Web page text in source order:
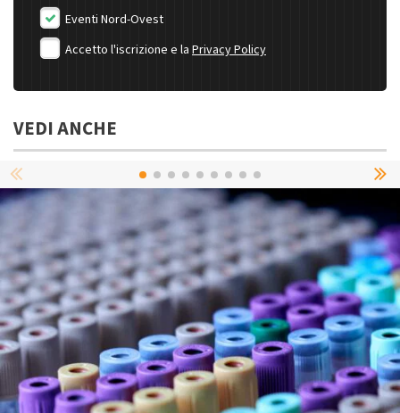
Eventi Nord-Ovest
Accetto l'iscrizione e la Privacy Policy
VEDI ANCHE